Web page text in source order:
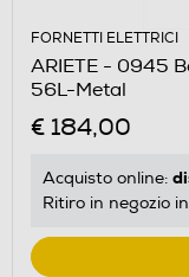
FORNETTI ELETTRICI
ARIETE - 0945
56L-Metal
€ 184,00
Acquisto online:
Ritiro in negozio